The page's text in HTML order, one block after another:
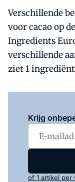
Verschillende
voor cacao op
Ingredients
verschillende
ziet 1
Krijg
of 1 artikel per